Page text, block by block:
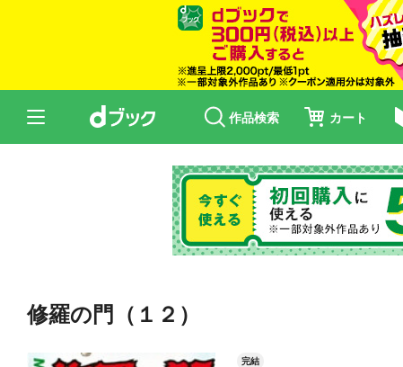
作品検索 カート
修羅の門（１２）
完結